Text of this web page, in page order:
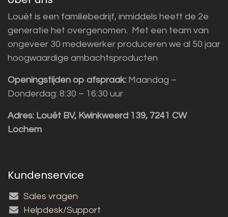
Louët is een familiebedrijf, inmiddels heeft de 2e
generatie het overgenomen. Met een team van
ongeveer 30 medewerker produceren we al 50 jaar
hoogwaardige ambachtsproducten
Openingstijden op afspraak: Maandag –
Donderdag: 8:30 – 16:30 uur
Adres: Louët BV, Kwinkweerd 139, 7241 CW
Lochem
Kundenservice
Sales vragen
Helpdesk/Support